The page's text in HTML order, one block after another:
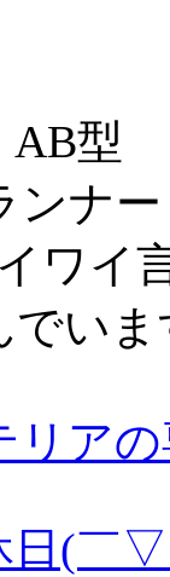
型
ンナー
ワイ
でいま
リア
日(￣